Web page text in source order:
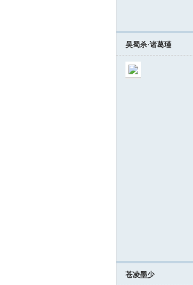
吴蜀杀·诸葛瑾
苍凌墨少